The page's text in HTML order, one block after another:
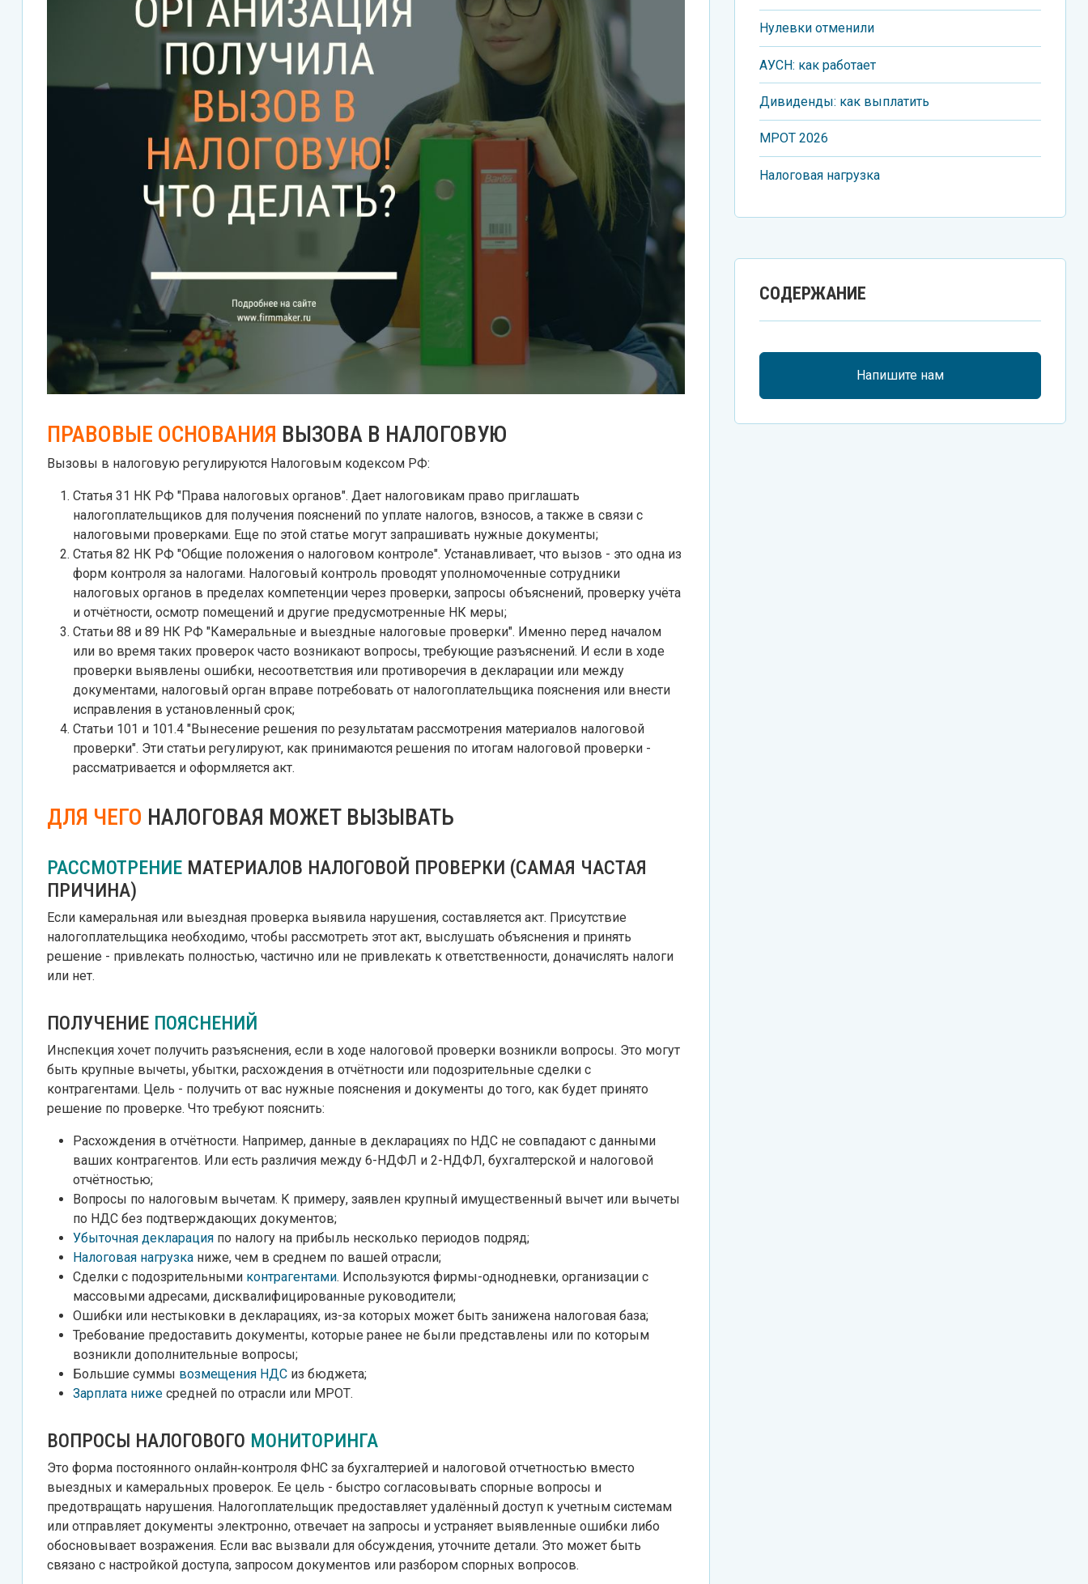
ПРАВОВЫЕ ОСНОВАНИЯ ВЫЗОВА В НАЛОГОВУЮ
Вызовы в налоговую регулируются Налоговым кодексом РФ:
Статья 31 НК РФ "Права налоговых органов". Дает налоговикам право приглашать
налогоплательщиков для получения пояснений по уплате налогов, взносов, а также в связи с
налоговыми проверками. Еще по этой статье могут запрашивать нужные документы;
Статья 82 НК РФ "Общие положения о налоговом контроле". Устанавливает, что вызов - это одна из
форм контроля за налогами. Налоговый контроль проводят уполномоченные сотрудники
налоговых органов в пределах компетенции через проверки, запросы объяснений, проверку учёта
и отчётности, осмотр помещений и другие предусмотренные НК меры;
Статьи 88 и 89 НК РФ "Камеральные и выездные налоговые проверки". Именно перед началом
или во время таких проверок часто возникают вопросы, требующие разъяснений. И если в ходе
проверки выявлены ошибки, несоответствия или противоречия в декларации или между
документами, налоговый орган вправе потребовать от налогоплательщика пояснения или внести
исправления в установленный срок;
Статьи 101 и 101.4 "Вынесение решения по результатам рассмотрения материалов налоговой
проверки". Эти статьи регулируют, как принимаются решения по итогам налоговой проверки -
рассматривается и оформляется акт.
ДЛЯ ЧЕГО НАЛОГОВАЯ МОЖЕТ ВЫЗЫВАТЬ
РАССМОТРЕНИЕ МАТЕРИАЛОВ НАЛОГОВОЙ ПРОВЕРКИ (САМАЯ ЧАСТАЯ
ПРИЧИНА)
Если камеральная или выездная проверка выявила нарушения, составляется акт. Присутствие
налогоплательщика необходимо, чтобы рассмотреть этот акт, выслушать объяснения и принять
решение - привлекать полностью, частично или не привлекать к ответственности, доначислять налоги
или нет.
ПОЛУЧЕНИЕ ПОЯСНЕНИЙ
Инспекция хочет получить разъяснения, если в ходе налоговой проверки возникли вопросы. Это могут
быть крупные вычеты, убытки, расхождения в отчётности или подозрительные сделки с
контрагентами. Цель - получить от вас нужные пояснения и документы до того, как будет принято
решение по проверке. Что требуют пояснить:
Расхождения в отчётности. Например, данные в декларациях по НДС не совпадают с данными
ваших контрагентов. Или есть различия между 6-НДФЛ и 2-НДФЛ, бухгалтерской и налоговой
отчётностью;
Вопросы по налоговым вычетам. К примеру, заявлен крупный имущественный вычет или вычеты
по НДС без подтверждающих документов;
Убыточная декларация по налогу на прибыль несколько периодов подряд;
Налоговая нагрузка ниже, чем в среднем по вашей отрасли;
Сделки с подозрительными контрагентами. Используются фирмы-однодневки, организации с
массовыми адресами, дисквалифицированные руководители;
Ошибки или нестыковки в декларациях, из-за которых может быть занижена налоговая база;
Требование предоставить документы, которые ранее не были представлены или по которым
возникли дополнительные вопросы;
Большие суммы возмещения НДС из бюджета;
Зарплата ниже средней по отрасли или МРОТ.
ВОПРОСЫ НАЛОГОВОГО МОНИТОРИНГА
Это форма постоянного онлайн‑контроля ФНС за бухгалтерией и налоговой отчетностью вместо
выездных и камеральных проверок. Ее цель - быстро согласовывать спорные вопросы и
предотвращать нарушения. Налогоплательщик предоставляет удалённый доступ к учетным системам
или отправляет документы электронно, отвечает на запросы и устраняет выявленные ошибки либо
обосновывает возражения. Если вас вызвали для обсуждения, уточните детали. Это может быть
связано с настройкой доступа, запросом документов или разбором спорных вопросов.
Нулевки отменили
АУСН: как работает
Дивиденды: как выплатить
МРОT 2026
Налоговая нагрузка
СОДЕРЖАНИЕ
Напишите нам